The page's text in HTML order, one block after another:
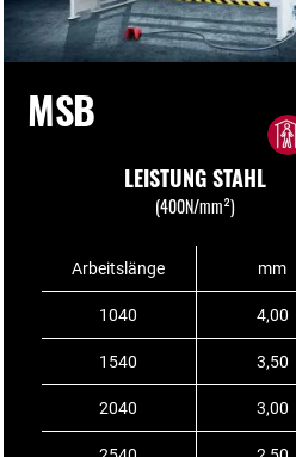
MSB
LEISTUNG STAHL
(400N/mm²)
Arbeitslänge mm
1040 4,00
1540 3,50
2040 3,00